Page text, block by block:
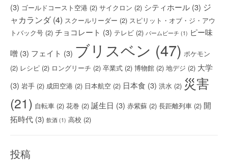
(3) ゴールドコースト空港 (2) サイクロン (2) シティホール (3) ジ
ャカランダ (4) スクールリーダー (2) スピリット・オブ・ジ・アウ
トバック号 (2) チョコレート (3) テレビ (2) パームビーチ (1) ピー味
噌 (3) フェイト (3) ブリスベン (47) ポケモン
(2) レシピ (2) ロングリーチ (2) 卒業式 (2) 博物館 (2) 地デジ (2) 大学
(3) 岩手 (2) 成田空港 (2) 日本航空 (2) 日本食 (3) 洪水 (2) 災害
(21) 自転車 (2) 花巻 (2) 誕生日 (3) 赤紫蘇 (2) 長距離列車 (2) 開
拓時代 (3) 飲酒 (1) 高校 (2)
投稿